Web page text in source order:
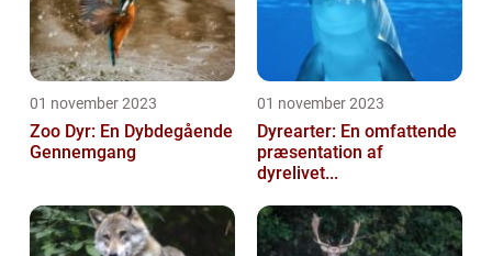
01 november 2023
Zoo Dyr: En Dybdegående
Gennemgang
01 november 2023
Dyrearter: En omfattende
præsentation af
dyrelivet...